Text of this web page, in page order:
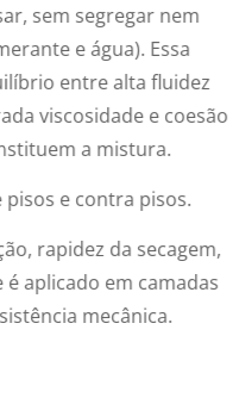
sem segregar nem
e água). Essa
entre alta fluidez
viscosidade e coesão
a mistura.
pisos e contra pisos.
rapidez da secagem,
aplicado em camadas
mecânica.